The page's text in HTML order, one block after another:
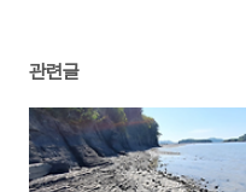
관련글